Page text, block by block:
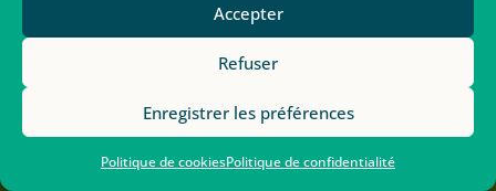
Accepter
Refuser
Enregistrer les préférences
Politique de cookiesPolitique de confidentialité